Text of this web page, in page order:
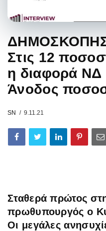
Στις 12
η διαφορά ΝΔ
Άνοδος
SN 9.11.21
Σταθερά πρώτος
πρωθυπουργός ο
Οι μεγάλες